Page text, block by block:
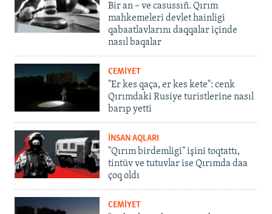
Bir an – ve casussıñ. Qırım
mahkemeleri devlet hainligi
qabaatlavlarını daqqalar içinde
nasıl baqalar
CEMİYET
"Er kes qaça, er kes kete": cenk
Qırımdaki Rusiye turistlerine nasıl
barıp yetti
İNSAN AQLARI
"Qırım birdemligi" işini toqtattı,
tintüv ve tutuvlar ise Qırımda daa
çoq oldı
CEMİYET